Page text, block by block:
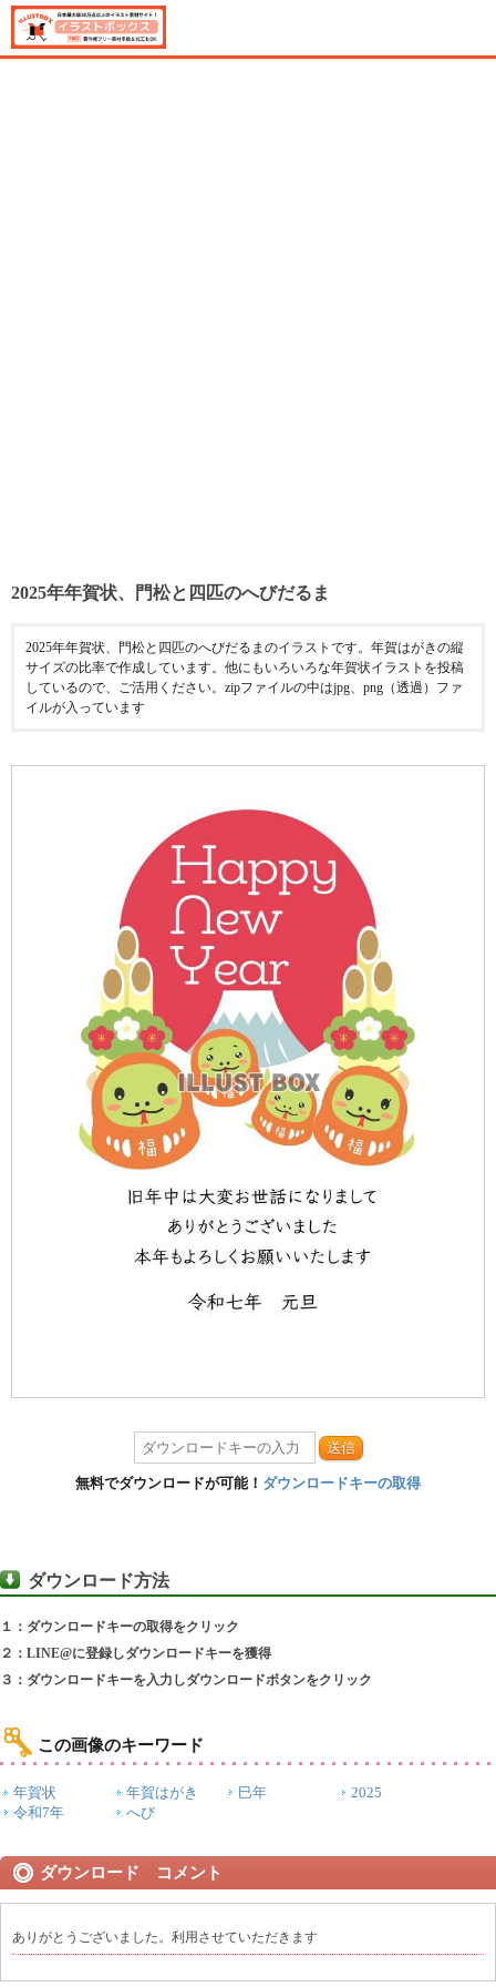
2025年年賀状、門松と四匹のへびだるま
2025年年賀状、門松と四匹のへびだるまのイラストです。年賀はがきの縦
サイズの比率で作成しています。他にもいろいろな年賀状イラストを投稿
しているので、ご活用ください。zipファイルの中はjpg、png（透過）ファ
イルが入っています
送信
無料でダウンロードが可能！ ダウンロードキーの取得
ダウンロード方法
１：ダウンロードキーの取得をクリック
２：LINE@に登録しダウンロードキーを獲得
３：ダウンロードキーを入力しダウンロードボタンをクリック
この画像のキーワード
年賀状 年賀はがき 巳年
2025
令和7年
へび
ダウンロード コメント
ありがとうございました。利用させていただきます